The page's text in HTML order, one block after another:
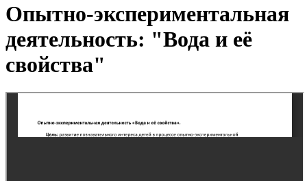
Опытно-экспериментальная
деятельность: "Вода и её
свойства"